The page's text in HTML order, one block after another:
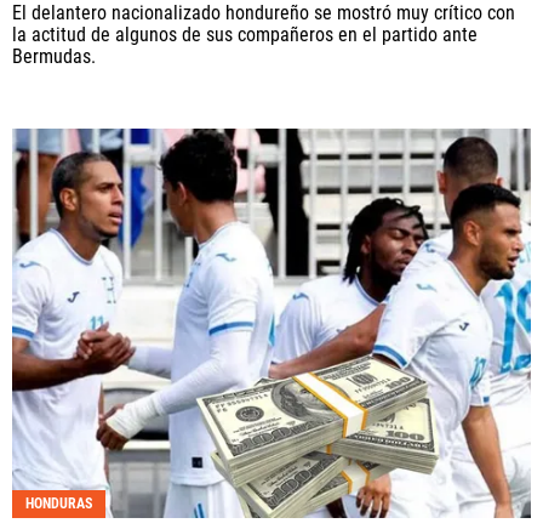
El delantero nacionalizado hondureño se mostró muy crítico con
la actitud de algunos de sus compañeros en el partido ante
Bermudas.
HONDURAS